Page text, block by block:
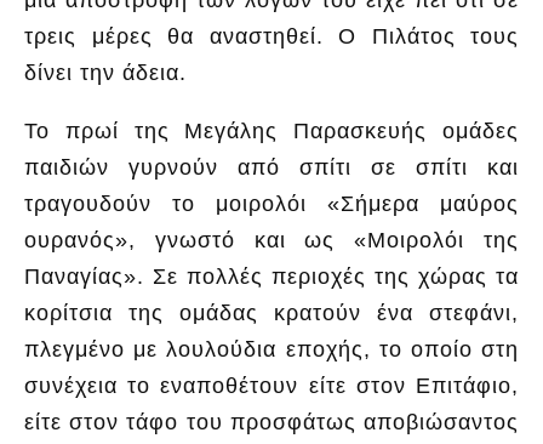
τρεις μέρες θα αναστηθεί. Ο Πιλάτος τους
δίνει την άδεια.
Το πρωί της Μεγάλης Παρασκευής ομάδες
παιδιών γυρνούν από σπίτι σε σπίτι και
τραγουδούν το μοιρολόι «Σήμερα μαύρος
ουρανός», γνωστό και ως «Μοιρολόι της
Παναγίας». Σε πολλές περιοχές της χώρας τα
κορίτσια της ομάδας κρατούν ένα στεφάνι,
πλεγμένο με λουλούδια εποχής, το οποίο στη
συνέχεια το εναποθέτουν είτε στον Επιτάφιο,
είτε στον τάφο του προσφάτως αποβιώσαντος